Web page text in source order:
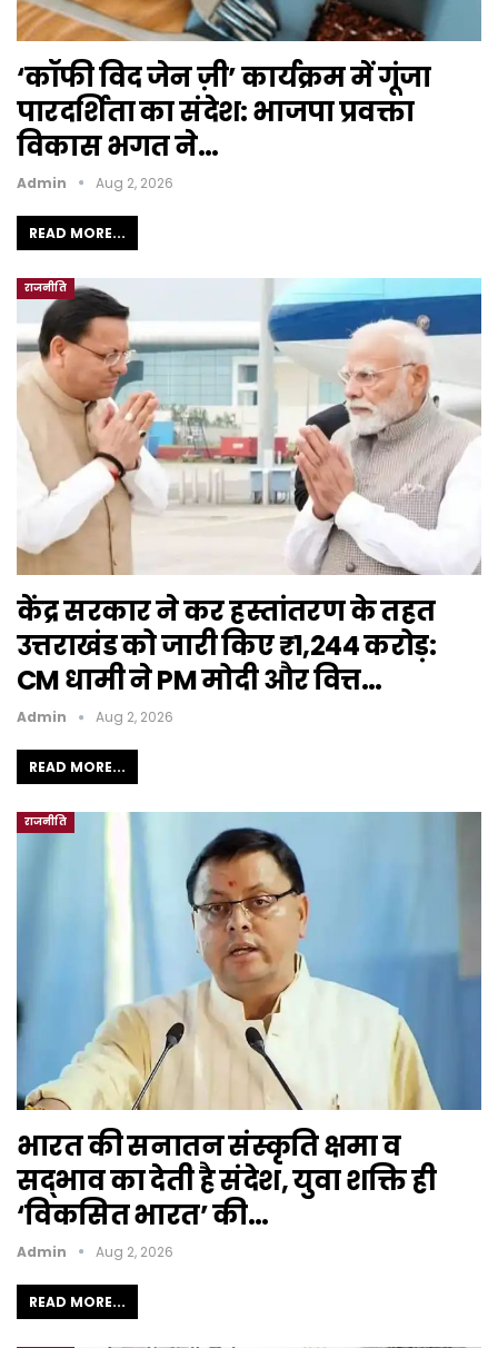
‘कॉफी विद जेन ज़ी’ कार्यक्रम में गूंजा
पारदर्शिता का संदेश: भाजपा प्रवक्ता
विकास भगत ने…
Admin Aug 2, 2026
READ MORE...
राजनीति
केंद्र सरकार ने कर हस्तांतरण के तहत
उत्तराखंड को जारी किए ₹1,244 करोड़:
CM धामी ने PM मोदी और वित्त…
Admin Aug 2, 2026
READ MORE...
राजनीति
भारत की सनातन संस्कृति क्षमा व
सद्भाव का देती है संदेश, युवा शक्ति ही
‘विकसित भारत’ की…
Admin Aug 2, 2026
READ MORE...